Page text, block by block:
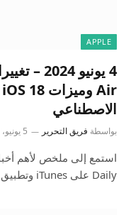
APPLE
الاصطناعي
بواسطة فريق التحرير 5 يونيو، 2024
Daily على iTunes وتطبيق Podcasts من Apple، أو Stitcher، أو…